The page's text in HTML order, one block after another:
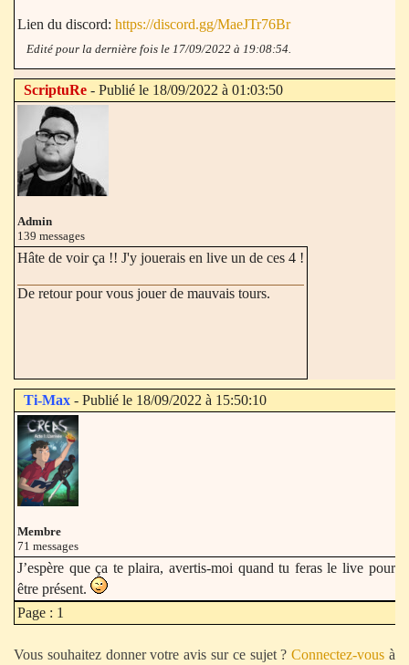
Page : 1
Lien du discord: https://discord.gg/MaeJTr76Br
Edité pour la dernière fois le 17/09/2022 à 19:08:54.
ScriptuRe - Publié le 18/09/2022 à 01:03:50
Admin
139 messages
Hâte de voir ça !! J'y jouerais en live un de ces 4 !
De retour pour vous jouer de mauvais tours.
Ti-Max - Publié le 18/09/2022 à 15:50:10
Membre
71 messages
J’espère que ça te plaira, avertis-moi quand tu feras le live pour
être présent.
Vous souhaitez donner votre avis sur ce sujet ?Connectez-vous à